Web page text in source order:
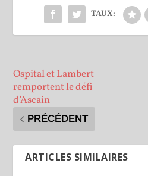
TAUX:
Ospital et Lambert
remportent le défi
d’Ascain
PRÉCÉDENT
ARTICLES SIMILAIRES